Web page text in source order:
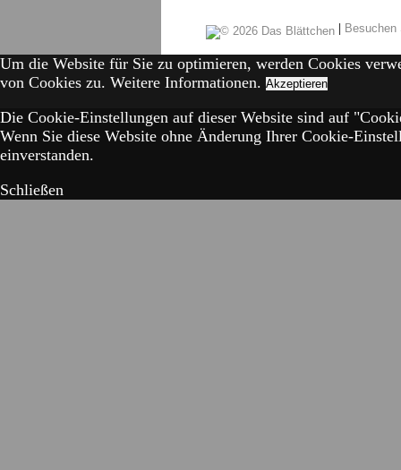
|
Um die Website für Sie zu optimieren, werden Cookies
von Cookies zu. Weitere Informationen. Akzeptieren
Die Cookie-Einstellungen auf dieser Website sind auf
Wenn Sie diese Website ohne Änderung Ihrer Cookie-
einverstanden.
Schließen